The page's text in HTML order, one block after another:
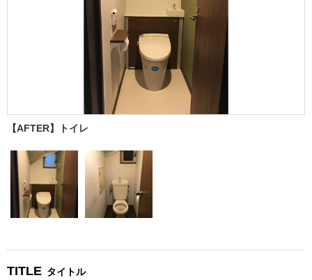
【AFTER】トイレ
TITLE タイトル